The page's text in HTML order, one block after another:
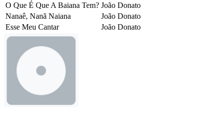
O Que É Que A Baiana Tem? João Donato
Nanaê, Nanã Naiana
João Donato
Esse Meu Cantar
João Donato